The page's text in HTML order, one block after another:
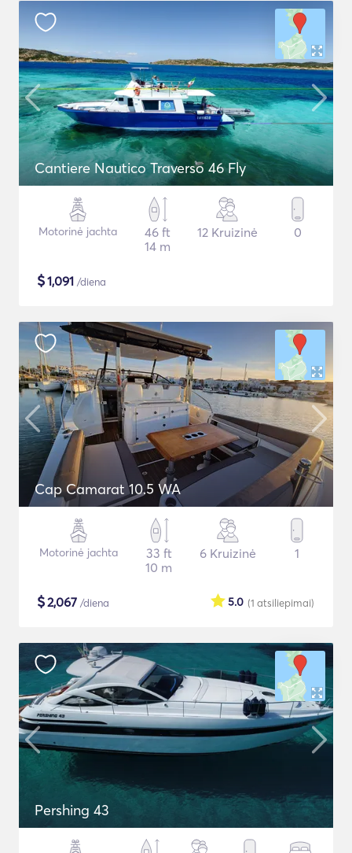
Cantiere Nautico Traverso 46 Fly
Motorinė jachta
46 ft
14 m
12 Kruizinė 0
$1,091 /diena
Cap Camarat 10.5 WA
Motorinė jachta
33 ft
10 m
6 Kruizinė 1
$2,067 /diena (1 atsiliepimai)
5.0
Pershing 43